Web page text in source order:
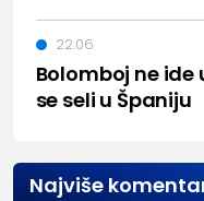
Bolomboj ne ide
se seli u Španiju
22:06
Najviše